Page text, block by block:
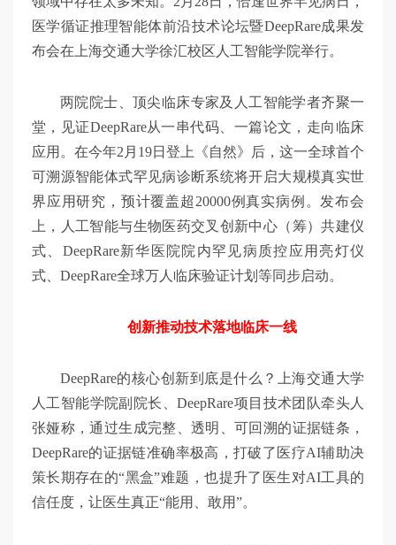
医学循证推理智能体前沿技术论坛暨DeepRare成果发
布会在上海交通大学徐汇校区人工智能学院举行。
两院院士、顶尖临床专家及人工智能学者齐聚一
堂，见证DeepRare从一串代码、一篇论文，走向临床
应用。在今年2月19日登上《自然》后，这一全球首个
可溯源智能体式罕见病诊断系统将开启大规模真实世
界应用研究，预计覆盖超20000例真实病例。发布会
上，人工智能与生物医药交叉创新中心（筹）共建仪
式、DeepRare新华医院院内罕见病质控应用亮灯仪
式、DeepRare全球万人临床验证计划等同步启动。
创新推动技术落地临床一线
DeepRare的核心创新到底是什么？上海交通大学
人工智能学院副院长、DeepRare项目技术团队牵头人
张娅称，通过生成完整、透明、可回溯的证据链条，
DeepRare的证据链准确率极高，打破了医疗AI辅助决
策长期存在的“黑盒”难题，也提升了医生对AI工具的
信任度，让医生真正“能用、敢用”。